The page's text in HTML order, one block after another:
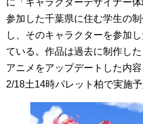
に「キャラクターデザイナー
参加した千葉県に住む学生の
し、そのキャラクターを参加
ている。作品は過去に制作し
アニメをアップデートした内
2/18土14時パレット柏で実施予